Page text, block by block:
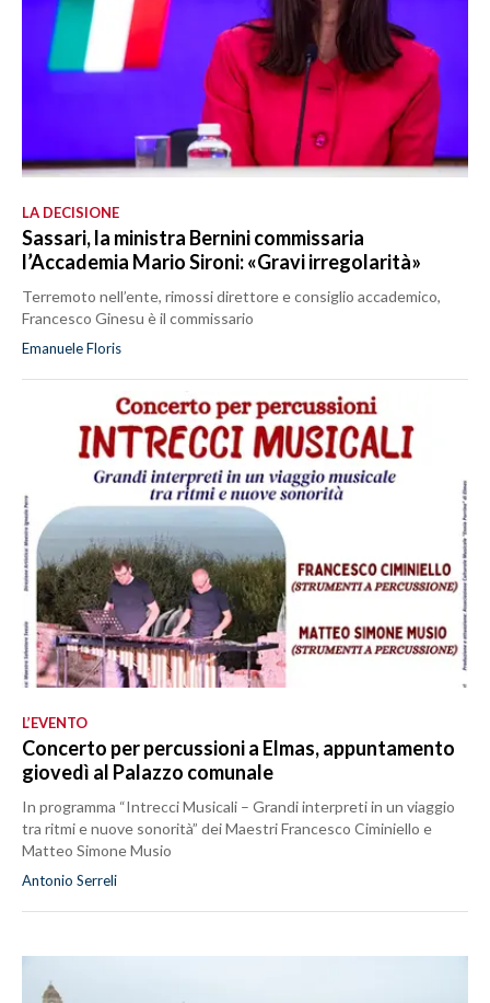
LA DECISIONE
Sassari, la ministra Bernini commissaria
l’Accademia Mario Sironi: «Gravi irregolarità»
Terremoto nell’ente, rimossi direttore e consiglio accademico,
Francesco Ginesu è il commissario
Emanuele Floris
L’EVENTO
Concerto per percussioni a Elmas, appuntamento
giovedì al Palazzo comunale
In programma “Intrecci Musicali – Grandi interpreti in un viaggio
tra ritmi e nuove sonorità” dei Maestri Francesco Ciminiello e
Matteo Simone Musio
Antonio Serreli